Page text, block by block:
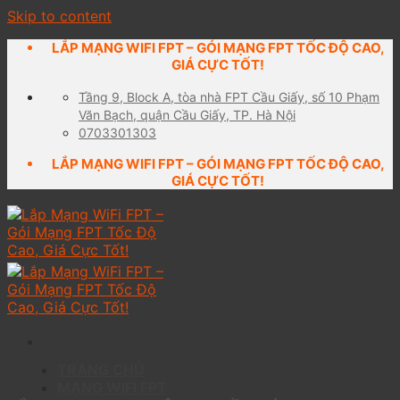
Skip to content
LẮP MẠNG WIFI FPT – GÓI MẠNG FPT TỐC ĐỘ CAO,
GIÁ CỰC TỐT!
Tầng 9, Block A, tòa nhà FPT Cầu Giấy, số 10 Phạm
Văn Bạch, quận Cầu Giấy, TP. Hà Nội
0703301303
LẮP MẠNG WIFI FPT – GÓI MẠNG FPT TỐC ĐỘ CAO,
GIÁ CỰC TỐT!